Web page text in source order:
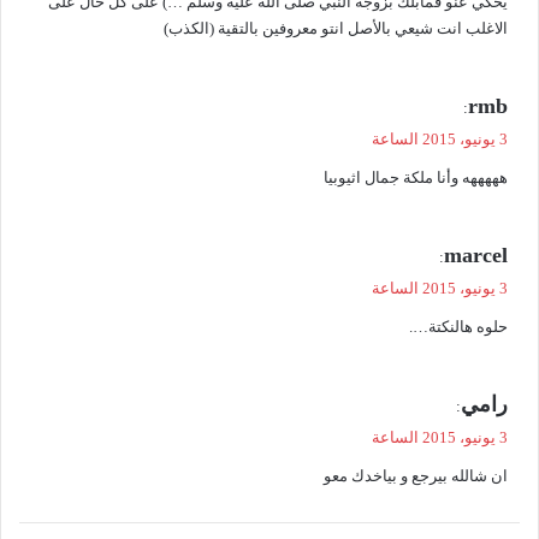
الاغلب انت شيعي بالأصل انتو معروفين بالتقية (الكذب)
ي
ل
rmb
:
3 يونيو، 2015 الساعة
هههههه وأنا ملكة جمال اثيوبيا
ي
ل
marcel
:
3 يونيو، 2015 الساعة
حلوه هالنكتة….
ل
رامي:
3 يونيو، 2015 الساعة
ان شالله بيرجع و بياخدك معو